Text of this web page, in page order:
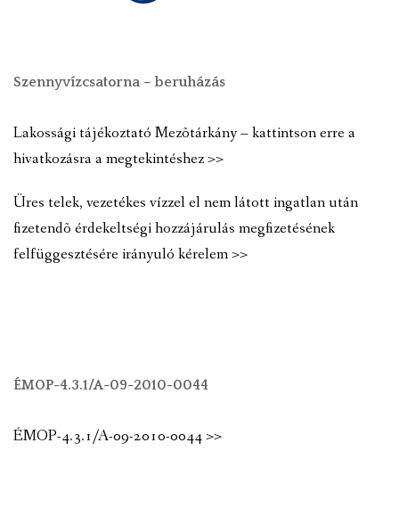
Szennyvízcsatorna – beruházás
Lakossági tájékoztató Mezõtárkány – kattintson erre a
hivatkozásra a megtekintéshez >>
Üres telek, vezetékes vízzel el nem látott ingatlan után
fizetendõ érdekeltségi hozzájárulás megfizetésének
felfüggesztésére irányuló kérelem >>
ÉMOP-4.3.1/A-09-2010-0044
ÉMOP-4.3.1/A-09-2010-0044 >>